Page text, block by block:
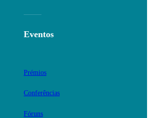
Eventos
Prémios
Conferências
Fóruns